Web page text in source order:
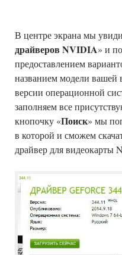
В центре экрана мы
драйверов NVIDIA» и
предоставлением
названием модели вашей
версии операционной
заполняем все
кнопочку «Поиск» мы
в которой и сможем
драйвер для видеокарты